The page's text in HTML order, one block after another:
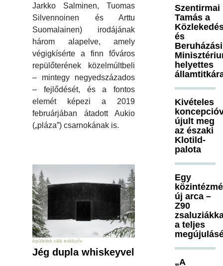
Jarkko Salminen, Tuomas
Silvennoinen és Arttu
Suomalainen) irodájának
három alapelve, amely
végigkísérte a finn főváros
repülőterének közelmúltbeli
– mintegy negyedszázados
– fejlődését, és a fontos
elemét képezi a 2019
februárjában átadott Aukio
(„pláza”) csarnokának is.
épületek cikk exkluzív
Jég dupla whiskeyvel
Szentirmai
Tamás a
és
Beruházási
helyettes
Kivételes
újult meg
az északi
Klotild-
palota
Egy
új arca –
Z90
a teljes
„A